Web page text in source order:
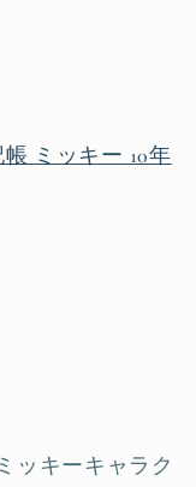
ミッキー 10年
ッキーキャラク